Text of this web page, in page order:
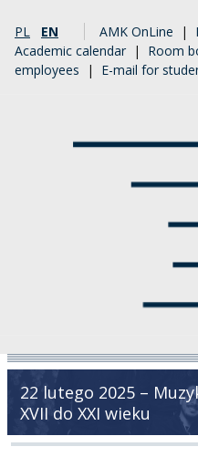
PL EN AMK OnLine |
Academic calendar | Room
employees | E-mail for
22 lutego 2025 –
XVII do XXI wieku